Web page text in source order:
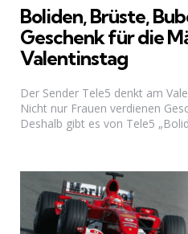
Boliden, Brüste,
Geschenk für die
Valentinstag
Der Sender Tele5 denkt am
Nicht nur Frauen verdienen
Deshalb gibt es von Tele5